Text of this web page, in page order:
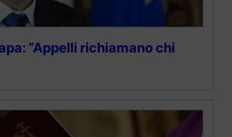
“Appelli richiamano chi